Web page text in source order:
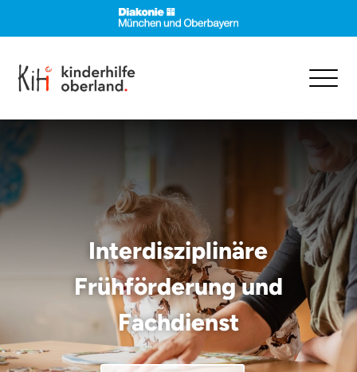
Interdisziplinäre
Frühförderung und
Fachdienst